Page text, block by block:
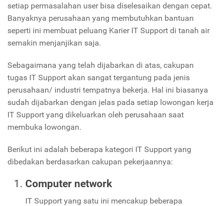
setiap permasalahan user bisa diselesaikan dengan cepat.
Banyaknya perusahaan yang membutuhkan bantuan
seperti ini membuat peluang Karier IT Support di tanah air
semakin menjanjikan saja.
Sebagaimana yang telah dijabarkan di atas, cakupan
tugas IT Support akan sangat tergantung pada jenis
perusahaan/ industri tempatnya bekerja. Hal ini biasanya
sudah dijabarkan dengan jelas pada setiap lowongan kerja
IT Support yang dikeluarkan oleh perusahaan saat
membuka lowongan.
Berikut ini adalah beberapa kategori IT Support yang
dibedakan berdasarkan cakupan pekerjaannya:
Computer network
IT Support yang satu ini mencakup beberapa